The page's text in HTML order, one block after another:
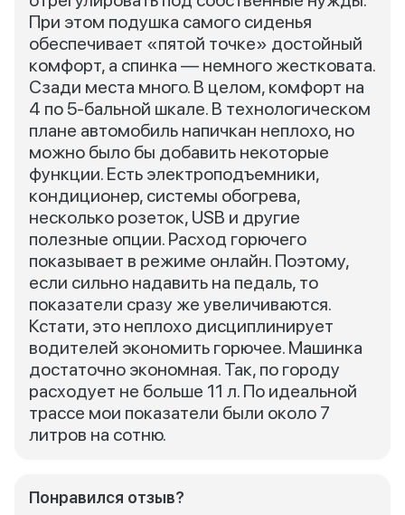
При этом подушка самого сиденья
обеспечивает «пятой точке» достойный
комфорт, а спинка — немного жестковата.
Сзади места много. В целом, комфорт на
4 по 5-бальной шкале. В технологическом
плане автомобиль напичкан неплохо, но
можно было бы добавить некоторые
функции. Есть электроподъемники,
кондиционер, системы обогрева,
несколько розеток, USB и другие
полезные опции. Расход горючего
показывает в режиме онлайн. Поэтому,
если сильно надавить на педаль, то
показатели сразу же увеличиваются.
Кстати, это неплохо дисциплинирует
водителей экономить горючее. Машинка
достаточно экономная. Так, по городу
расходует не больше 11 л. По идеальной
трассе мои показатели были около 7
литров на сотню.
Понравился отзыв?